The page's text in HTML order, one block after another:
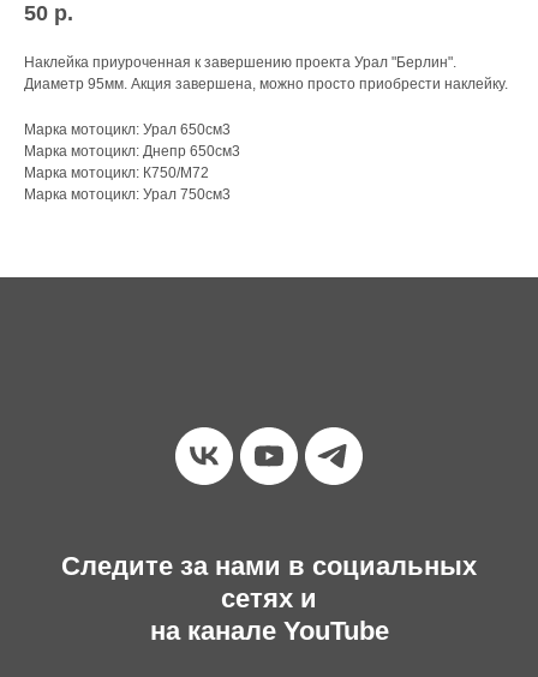
50 р.
Наклейка приуроченная к завершению проекта Урал "Берлин".
Диаметр 95мм. Акция завершена, можно просто приобрести наклейку.
Марка мотоцикл: Урал 650см3
Марка мотоцикл: Днепр 650см3
Марка мотоцикл: К750/М72
Марка мотоцикл: Урал 750см3
Следите за нами в социальных
сетях и
на канале YouTube